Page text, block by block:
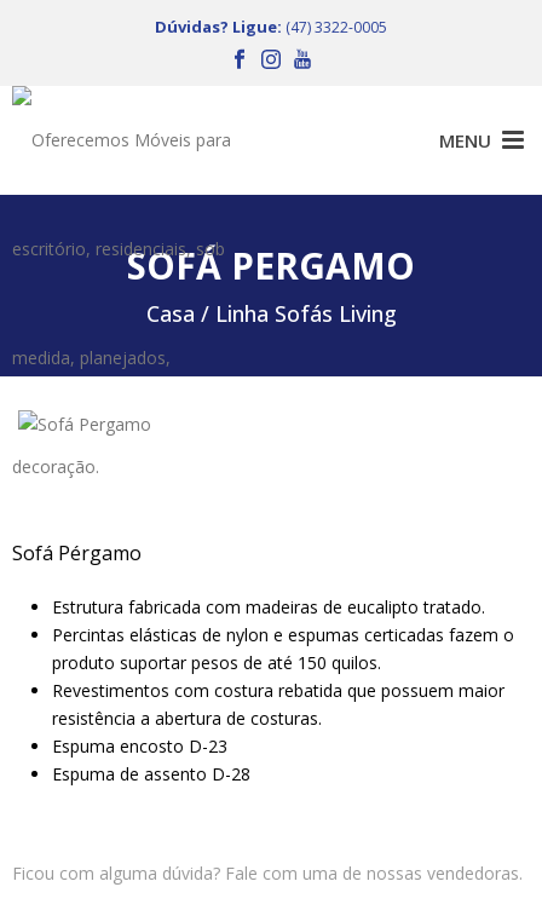
Dúvidas? Ligue: (47) 3322-0005
SOFÁ PERGAMO
Casa / Linha Sofás Living
Sofá Pérgamo
Estrutura fabricada com madeiras de eucalipto tratado.
Percintas elásticas de nylon e espumas certicadas fazem o
produto suportar pesos de até 150 quilos.
Revestimentos com costura rebatida que possuem maior
resistência a abertura de costuras.
Espuma encosto D-23
Espuma de assento D-28
Ficou com alguma dúvida? Fale com uma de nossas vendedoras.